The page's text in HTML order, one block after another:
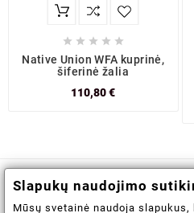
    
Native Union WFA kuprinė,
šiferinė žalia
110,80 €
Slapukų naudojimo
Mūsų svetainė naudoja